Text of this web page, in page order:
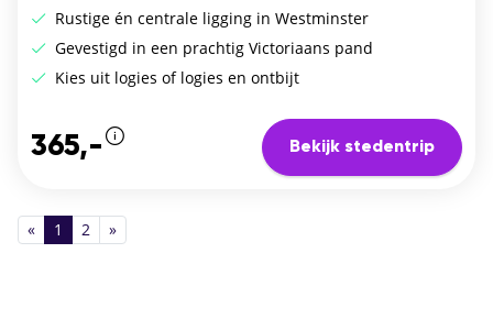
Rustige én centrale ligging in Westminster
Gevestigd in een prachtig Victoriaans pand
Kies uit logies of logies en ontbijt
365,- Bekijk stedentrip
« 1 2 »